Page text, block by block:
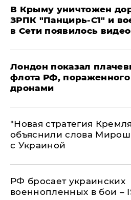
В Крыму уничтожен
ЗРПК "Панцирь-С1" и
в Сети появилось
Лондон показал
флота РФ,
дронами
"Новая стратегия
объяснили слова
с Украиной
РФ бросает украинских
военнопленных в бои –